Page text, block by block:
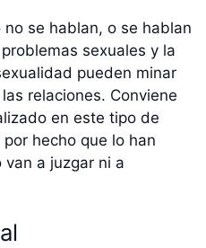
se hablan, o se hablan
sexuales y la
pueden minar
relaciones. Conviene
en este tipo de
hecho que lo han
a juzgar ni a